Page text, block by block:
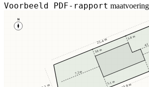
Voorbeeld PDF-rapport
N
3,8 m
3,8 m
5,1 m
7,2 m
25,4 m